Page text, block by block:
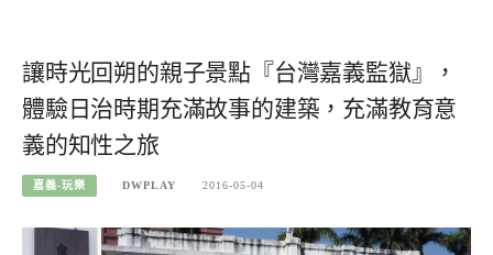
讓時光回朔的親子景點『台灣嘉義監獄』，
體驗日治時期充滿故事的建築，充滿教育意
義的知性之旅
嘉義-玩樂 DWPLAY 2016-05-04